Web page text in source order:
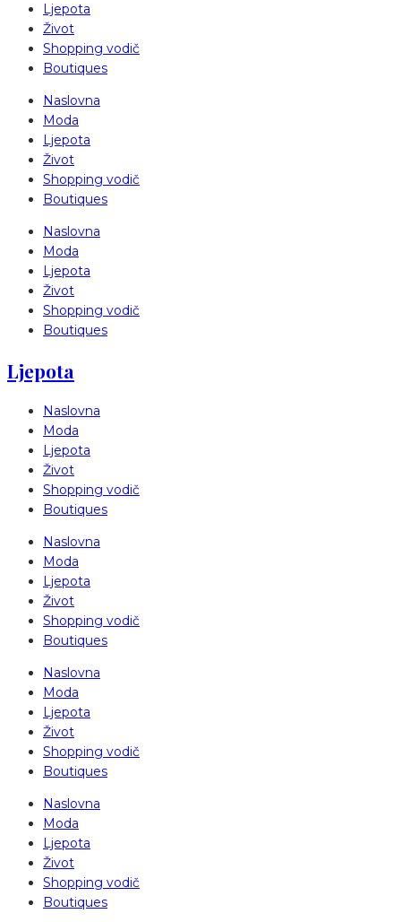
Ljepota
Život
Shopping vodič
Boutiques
Naslovna
Moda
Ljepota
Život
Shopping vodič
Boutiques
Naslovna
Moda
Ljepota
Život
Shopping vodič
Boutiques
Ljepota
Naslovna
Moda
Ljepota
Život
Shopping vodič
Boutiques
Naslovna
Moda
Ljepota
Život
Shopping vodič
Boutiques
Naslovna
Moda
Ljepota
Život
Shopping vodič
Boutiques
Naslovna
Moda
Ljepota
Život
Shopping vodič
Boutiques